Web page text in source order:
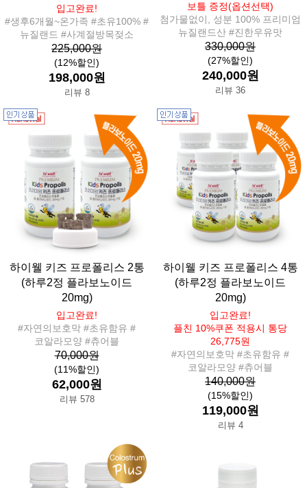
입고완료!
#생후6개월~온가족 #초유100% #
뉴질랜드 #사계절방목젖소
225,000원
(12%할인)
198,000원
리뷰 8
보틀 증정(옵션선택)
첨가물없이, 성분 100% 프리미엄
뉴질랜드산 #진한우유맛
330,000원
(27%할인)
240,000원
리뷰 36
하이웰 키즈 프로폴리스 2통
(하루2정 플라보노이드
20mg)
입고완료!
#자연의보호막 #초유함유 #
코알라모양 #츄어블
70,000원
(11%할인)
62,000원
리뷰 578
하이웰 키즈 프로폴리스 4통
(하루2정 플라보노이드
20mg)
입고완료!
플친 10%쿠폰 적용시 통당
26,775원
#자연의보호막 #초유함유 #
코알라모양 #츄어블
140,000원
(15%할인)
119,000원
리뷰 4